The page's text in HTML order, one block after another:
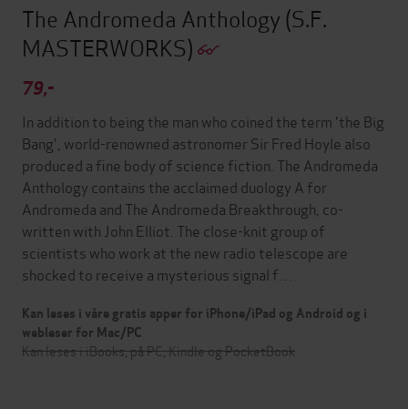
The Andromeda Anthology (S.F.
MASTERWORKS)
79,-
In addition to being the man who coined the term 'the Big
Bang', world-renowned astronomer Sir Fred Hoyle also
produced a fine body of science fiction. The Andromeda
Anthology contains the acclaimed duology A for
Andromeda and The Andromeda Breakthrough, co-
written with John Elliot. The close-knit group of
scientists who work at the new radio telescope are
shocked to receive a mysterious signal f…
Kan leses i våre gratis apper for iPhone/iPad og Android og i
webleser for Mac/PC
Kan leses i iBooks, på PC, Kindle og PocketBook